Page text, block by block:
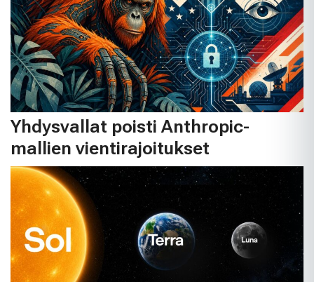
Yhdysvallat poisti Anthropic-
mallien vientirajoitukset